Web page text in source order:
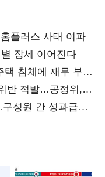
플러스 사태 여파
장세 이어진다
침체에 재무 부담
반 적발…공정위,
성원 간 성과급